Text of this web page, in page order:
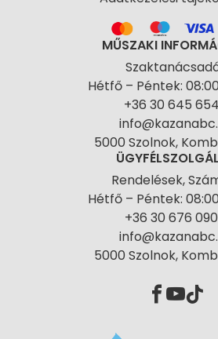
MŰSZAKI
Hétfő – Péntek:
+36 30 645
5000 Szolnok,
Rendelések,
Hétfő – Péntek:
+36 30 676
5000 Szolnok,